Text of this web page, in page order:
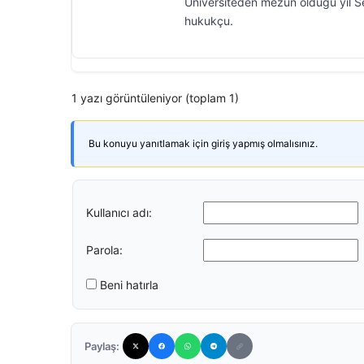
hukukçu.
1 yazı görüntüleniyor (toplam 1)
Bu konuyu yanıtlamak için giriş yapmış olmalısınız.
Kullanıcı adı:
Parola:
Beni hatırla
Paylaş: